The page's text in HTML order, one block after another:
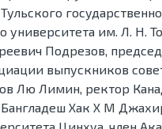
университета им. Л. Н.
Подрезов,
выпускников
Лю Лимин, ректор
Бангладеш Хак Х М